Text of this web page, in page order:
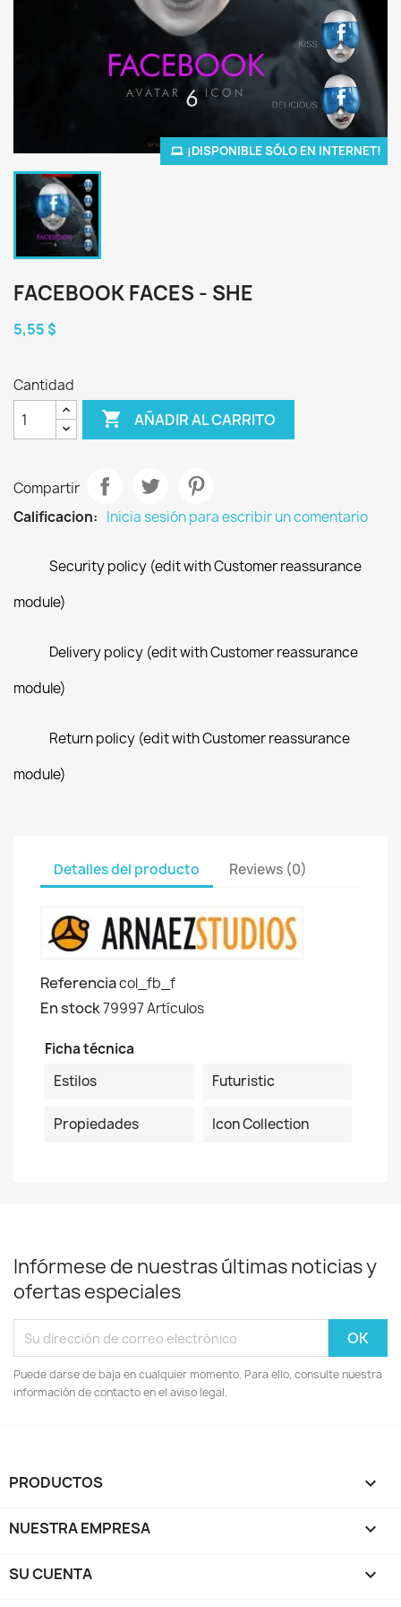
¡DISPONIBLE SÓLO EN INTERNET!
FACEBOOK FACES - SHE
5,55 $
Cantidad
 AÑADIR AL CARRITO
Compartir
Calificacion: Inicia sesión para escribir un comentario
Security policy (edit with Customer reassurance
module)
Delivery policy (edit with Customer reassurance
module)
Return policy (edit with Customer reassurance
module)
Detalles del producto Reviews (0)
Referenciacol_fb_f
En stock79997 Artículos
Ficha técnica
Estilos
Futuristic
Propiedades Icon Collection
Infórmese de nuestras últimas noticias y
ofertas especiales
Puede darse de baja en cualquier momento. Para ello, consulte nuestra
información de contacto en el aviso legal.
PRODUCTOS 
NUESTRA EMPRESA 
SU CUENTA 